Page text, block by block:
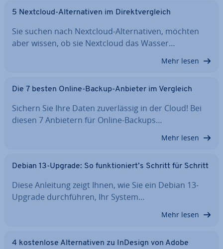
5 Nextcloud-Al­ter­na­ti­ven im Di­rekt­ver­gleich
Sie suchen nach Nextcloud-Al­ter­na­ti­ven, möchten
aber wissen, ob sie Nextcloud das Wasser…
Mehr lesen
Die 7 besten Online-Backup-Anbieter im Vergleich
Sichern Sie Ihre Daten zu­ver­läs­sig in der Cloud! Bei
diesen 7 Anbietern für Online-Backups…
Mehr lesen
Debian 13-Upgrade: So funk­tio­niert’s Schritt für Schritt
Diese Anleitung zeigt Ihnen, wie Sie ein Debian 13-
Upgrade durch­füh­ren, Ihr System…
Mehr lesen
4 kos­ten­lo­se Al­ter­na­ti­ven zu InDesign von Adobe